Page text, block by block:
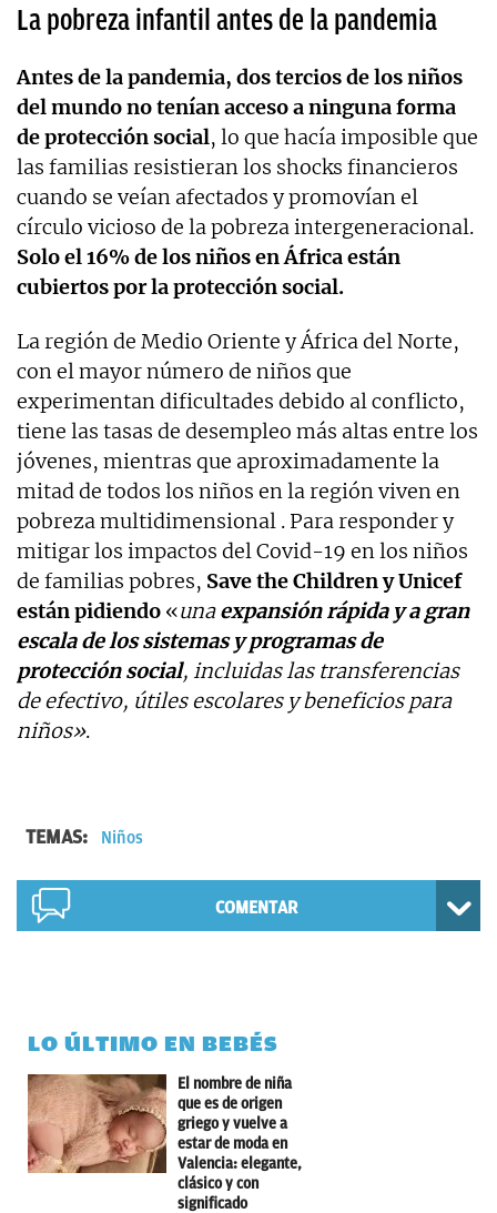
La pobreza infantil antes de la pandemia
Antes de la pandemia, dos tercios de los niños
del mundo no tenían acceso a ninguna forma
de protección social, lo que hacía imposible que
las familias resistieran los shocks financieros
cuando se veían afectados y promovían el
círculo vicioso de la pobreza intergeneracional.
Solo el 16% de los niños en África están
cubiertos por la protección social.
La región de Medio Oriente y África del Norte,
con el mayor número de niños que
experimentan dificultades debido al conflicto,
tiene las tasas de desempleo más altas entre los
jóvenes, mientras que aproximadamente la
mitad de todos los niños en la región viven en
pobreza multidimensional . Para responder y
mitigar los impactos del Covid-19 en los niños
de familias pobres, Save the Children y Unicef ​​
están pidiendo «unaexpansión rápida y a gran
escala de los sistemas y programas de
protección social, incluidas las transferencias
de efectivo, útiles escolares y beneficios para
niños».
TEMAS: Niños
COMENTAR
LO ÚLTIMO EN BEBÉS
El nombre de niña
que es de origen
griego y vuelve a
estar de moda en
Valencia: elegante,
clásico y con
significado